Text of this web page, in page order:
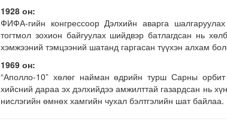
1928 он:
ФИФА-гийн конгрессоор Дэлхийн аварга
тогтмол зохион байгуулах шийдвэр батлагдсан нь
хэмжээний тэмцээний шатанд гаргасан түүхэн алхам
1969 он:
“Аполло-10” хөлөг найман өдрийн турш Сарны
хийсний дараа эх дэлхийдээ амжилттай газардсан нь
нислэгийн өмнөх хамгийн чухал бэлтгэлийн шат байлаа.